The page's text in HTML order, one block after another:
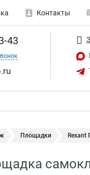
Контакты
43
Площадки